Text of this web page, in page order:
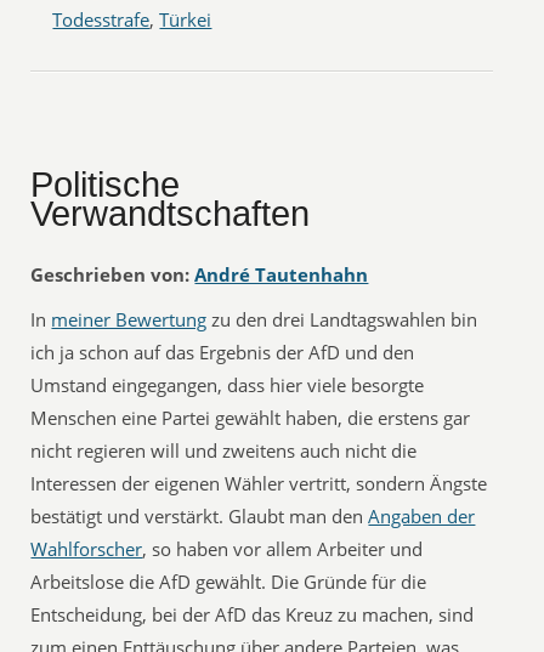
Todesstrafe,Türkei
Politische
Verwandtschaften
Geschrieben von: André Tautenhahn
In meiner Bewertung zu den drei Landtagswahlen bin
ich ja schon auf das Ergebnis der AfD und den
Umstand eingegangen, dass hier viele besorgte
Menschen eine Partei gewählt haben, die erstens gar
nicht regieren will und zweitens auch nicht die
Interessen der eigenen Wähler vertritt, sondern Ängste
bestätigt und verstärkt. Glaubt man denAngaben der
Wahlforscher, so haben vor allem Arbeiter und
Arbeitslose die AfD gewählt. Die Gründe für die
Entscheidung, bei der AfD das Kreuz zu machen, sind
zum einen Enttäuschung über andere Parteien, was